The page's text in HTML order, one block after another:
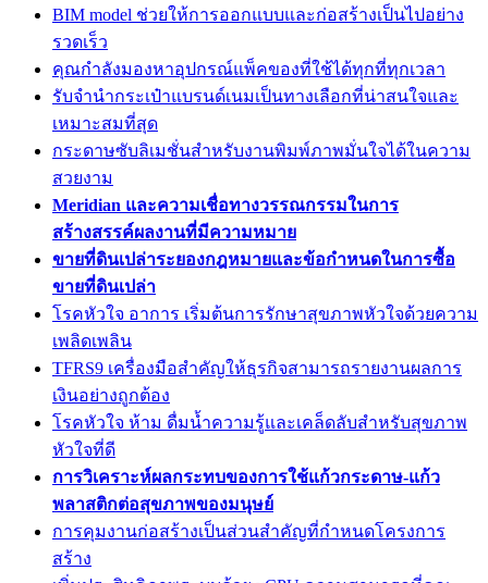
BIM model ช่วยให้การออกแบบและก่อสร้างเป็นไปอย่าง
รวดเร็ว
คุณกำลังมองหาอุปกรณ์แพ็คของที่ใช้ได้ทุกที่ทุกเวลา
รับจำนำกระเป๋าแบรนด์เนมเป็นทางเลือกที่น่าสนใจและ
เหมาะสมที่สุด
กระดาษซับลิเมชั่นสำหรับงานพิมพ์ภาพมั่นใจได้ในความ
สวยงาม
Meridian และความเชื่อทางวรรณกรรมในการ
สร้างสรรค์ผลงานที่มีความหมาย
ขายที่ดินเปล่าระยองกฎหมายและข้อกำหนดในการซื้อ
ขายที่ดินเปล่า
โรคหัวใจ อาการ เริ่มต้นการรักษาสุขภาพหัวใจด้วยความ
เพลิดเพลิน
TFRS9 เครื่องมือสำคัญให้ธุรกิจสามารถรายงานผลการ
เงินอย่างถูกต้อง
โรคหัวใจ ห้าม ดื่มน้ำความรู้และเคล็ดลับสำหรับสุขภาพ
หัวใจที่ดี
การวิเคราะห์ผลกระทบของการใช้แก้วกระดาษ-แก้ว
พลาสติกต่อสุขภาพของมนุษย์
การคุมงานก่อสร้างเป็นส่วนสำคัญที่กำหนดโครงการ
สร้าง